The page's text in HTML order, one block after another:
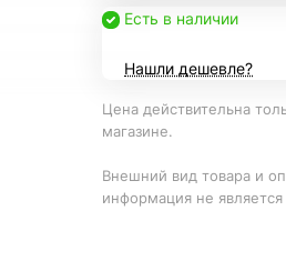
Есть в наличии
Нашли дешевле?
Цена действительна
магазине.
Внешний вид товара и
информация не